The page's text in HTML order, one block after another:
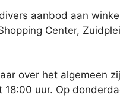
aanbod aan
Center,
over het algemeen
uur. Op